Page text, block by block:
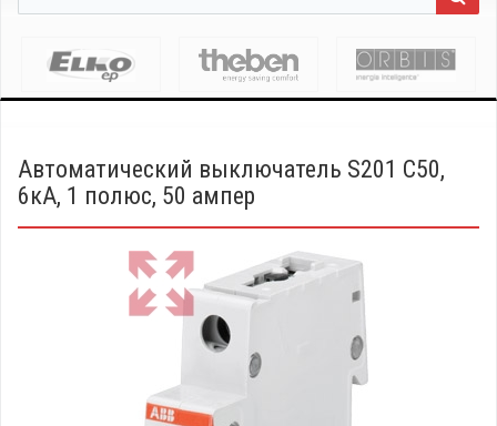
Автоматический выключатель S201 C50,
6кА, 1 полюс, 50 ампер